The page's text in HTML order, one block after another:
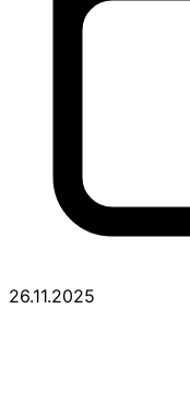
26.11.2025